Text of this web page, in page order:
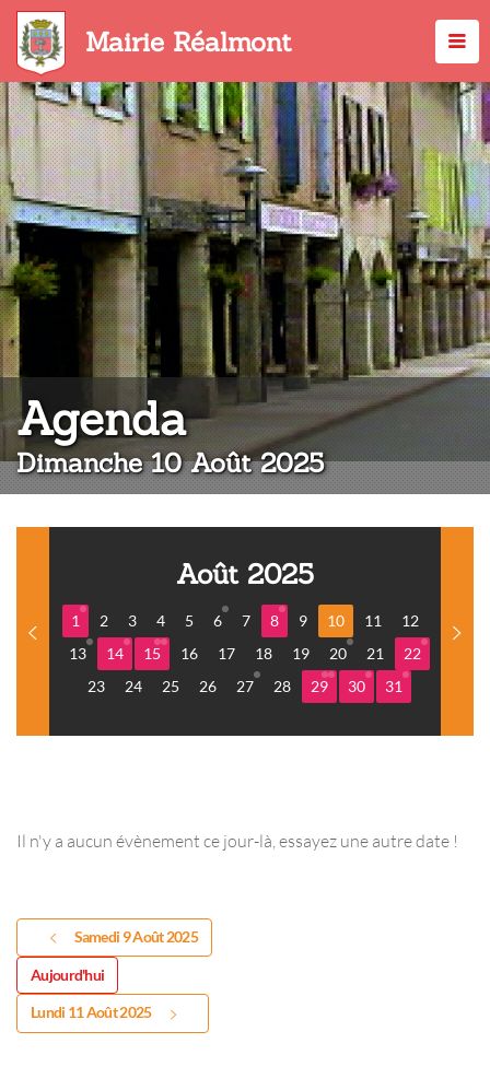
Aller
contenu
principal
Mairie Réalmont
Agenda:
Dimanche 10 Août 2025
Août 2025
1 2 3 4 5 6 7 8 9 10 11
12
13
14 15 16 17 18 19 20 21
22
23
24 25 26 27 28 29 30 31
Il n'y a aucun évènement ce jour-là, essayez une autre date !
Samedi 9 Août 2025
Aujourd'hui
Lundi 11 Août 2025